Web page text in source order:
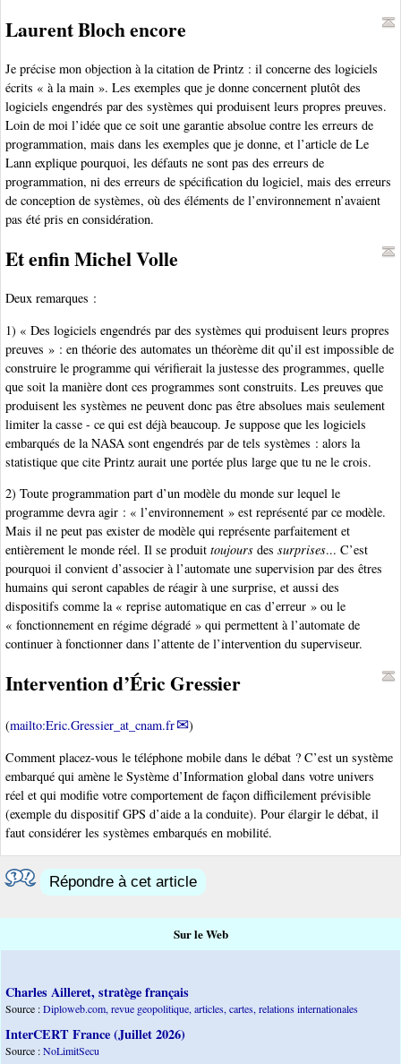
Laurent Bloch encore
Je précise mon objection à la citation de Printz : il concerne des logiciels
écrits « à la main ». Les exemples que je donne concernent plutôt des
logiciels engendrés par des systèmes qui produisent leurs propres preuves.
Loin de moi l’idée que ce soit une garantie absolue contre les erreurs de
programmation, mais dans les exemples que je donne, et l’article de Le
Lann explique pourquoi, les défauts ne sont pas des erreurs de
programmation, ni des erreurs de spécification du logiciel, mais des erreurs
de conception de systèmes, où des éléments de l’environnement n’avaient
pas été pris en considération.
Et enfin Michel Volle
Deux remarques :
1) « Des logiciels engendrés par des systèmes qui produisent leurs propres
preuves » : en théorie des automates un théorème dit qu’il est impossible de
construire le programme qui vérifierait la justesse des programmes, quelle
que soit la manière dont ces programmes sont construits. Les preuves que
produisent les systèmes ne peuvent donc pas être absolues mais seulement
limiter la casse - ce qui est déjà beaucoup. Je suppose que les logiciels
embarqués de la NASA sont engendrés par de tels systèmes : alors la
statistique que cite Printz aurait une portée plus large que tu ne le crois.
2) Toute programmation part d’un modèle du monde sur lequel le
programme devra agir : « l’environnement » est représenté par ce modèle.
Mais il ne peut pas exister de modèle qui représente parfaitement et
entièrement le monde réel. Il se produit toujours des surprises... C’est
pourquoi il convient d’associer à l’automate une supervision par des êtres
humains qui seront capables de réagir à une surprise, et aussi des
dispositifs comme la « reprise automatique en cas d’erreur » ou le
« fonctionnement en régime dégradé » qui permettent à l’automate de
continuer à fonctionner dans l’attente de l’intervention du superviseur.
Intervention d’Éric Gressier
(mailto:Eric.Gressier_at_cnam.fr
)
Comment placez-vous le téléphone mobile dans le débat ? C’est un système
embarqué qui amène le Système d’Information global dans votre univers
réel et qui modifie votre comportement de façon difficilement prévisible
(exemple du dispositif GPS d’aide a la conduite). Pour élargir le débat, il
faut considérer les systèmes embarqués en mobilité.
Répondre à cet article
Sur le Web
Charles Ailleret, stratège français
Source :Diploweb.com, revue geopolitique, articles, cartes, relations internationales
InterCERT France (Juillet 2026)
Source :NoLimitSecu